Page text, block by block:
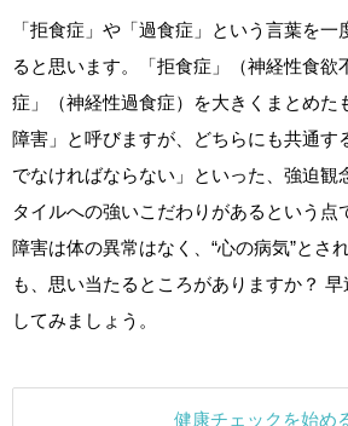
「拒食症」や「過食症」という言葉を
ると思います。「拒食症」（神経性食欲
症」（神経性過食症）を大きくまとめた
障害」と呼びますが、どちらにも共通す
でなければならない」といった、強迫観
タイルへの強いこだわりがあるという点
障害は体の異常はなく、“心の病気”とさ
も、思い当たるところがありますか？
してみましょう。
健康チェックを始め